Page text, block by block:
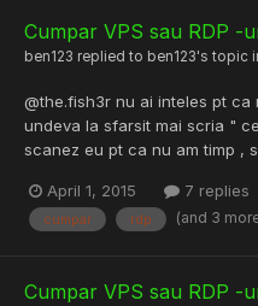
Cumpar VPS sau RDP -
ben123 replied to ben123's topic
@the.fish3r nu ai inteles pt
undeva la sfarsit mai scria "
scanez eu pt ca nu am timp ,
April 1, 2015 7 replies
cumpar rdp (and 3
Cumpar VPS sau RDP -